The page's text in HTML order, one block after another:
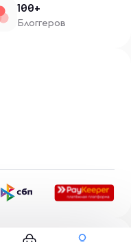
100+
Блоггеров